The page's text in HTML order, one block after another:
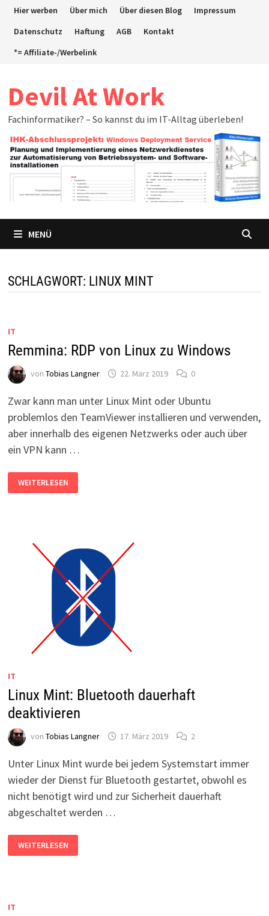
ZumHier werben Über mich Über diesen Blog
Impressum
Datenschutz
Haftung AGB
Kontakt
*= Affiliate-/Werbelink
Devil At Work
Fachinformatiker? – So kannst du im IT-Alltag überleben!
MENÜ
SCHLAGWORT: LINUX MINT
IT
Remmina: RDP von Linux zu Windows
von Tobias Langner 22. März 2019 0
Zwar kann man unter Linux Mint oder Ubuntu
problemlos den TeamViewer installieren und verwenden,
aber innerhalb des eigenen Netzwerks oder auch über
ein VPN kann …
REMMINA:
RDP
VON
WEITERLESEN
IT
Linux Mint: Bluetooth dauerhaft
deaktivieren
von Tobias Langner 17. März 2019 2
Unter Linux Mint wurde bei jedem Systemstart immer
wieder der Dienst für Bluetooth gestartet, obwohl es
nicht benötigt wird und zur Sicherheit dauerhaft
abgeschaltet werden …
LINUX
MINT:
BLUETOOTH
WEITERLESEN
IT